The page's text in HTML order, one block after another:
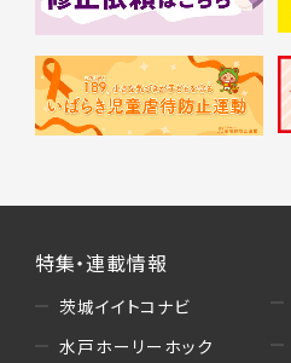
特集・連載情報
茨城イイトコナビ
水戸ホーリーホック